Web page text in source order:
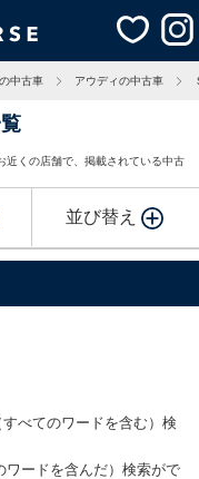
中古車 アウディの中古車
近くの店舗で、掲載されている中古
並び替え
べてのワードを含む）検
ワードを含んだ）検索がで